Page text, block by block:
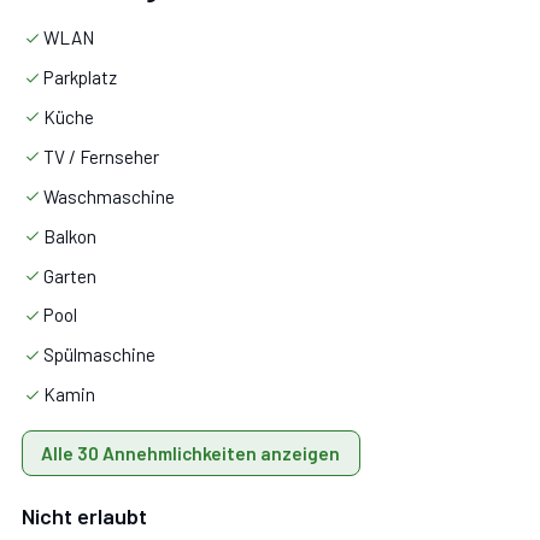
Stereoanlage.
Esszimmer:
Ausgang auf den Garten.
Schlafzimmer mit Bad:
tragbarer Ventilator, Waschbecken, WC, Bidet, Dusche,
Fön.
Mit 2 Schlafzimmer mit Bad, 2 Schlafzimmer,
Badezimmer, Arbeitszimmer.
WLAN
Parkplatz
Küche
TV / Fernseher
Waschmaschine
Balkon
Garten
Pool
Spülmaschine
Kamin
Alle 30 Annehmlichkeiten anzeigen
Nicht erlaubt